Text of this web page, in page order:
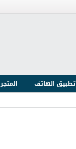
تطبيق الهاتف
المتجر